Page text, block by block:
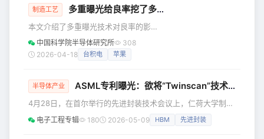
源化和智能化持续推进，汽车芯片的搭
子电气架构向集中化、平台化演进，也
为先进封装和系统级集成提供了更大的
应用空间。先进封装在汽车电子中的渗
力表示，具身智能机
制造工艺 多重曝光给良率挖了多少坑？
本文介绍了多重曝光技术对良率的影
响。 良率是决定先进制程芯片能不能
卖、赚不赚钱的核心，从来不是制造端
下半场，拼的不是谁能做更小的晶体
懂：良率到底是怎么算出来的 先给良率
一个人话定义：一片晶圆上能通过测试
中国科学院半导体研究所
308
2026-04-18
台积电 苹果
半导体产业 ASML专利曝光：欲将“Twinscan”技术移植至W2W混合键合设备
4月28日，在首尔举行的先进封装技术会议上，仁荷大学制造
创新研究生院教授朱承焕（Joo Seung-hwan）透露，光刻
电子工程专辑 180 2026-05-09 HBM 先进封装